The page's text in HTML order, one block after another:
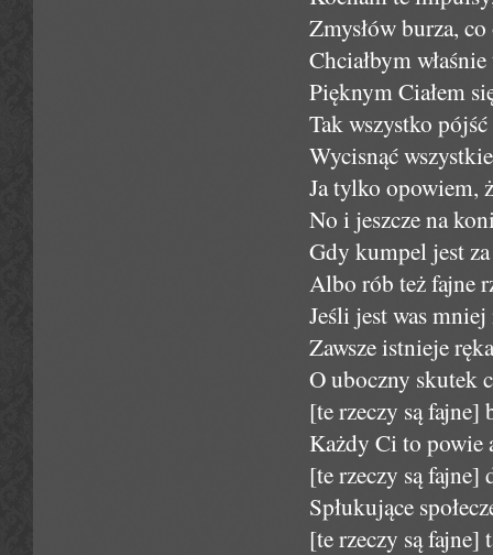
Zmysłów burza,
Chciałbym właśnie
Pięknym Ciałem
Tak wszystko pójść
Wycisnąć
Ja tylko opowiem,
No i jeszcze na
Gdy kumpel jest
Albo rób też fajne
Jeśli jest was
Zawsze istnieje
O uboczny skutek
[te rzeczy są
Każdy Ci to powie
[te rzeczy są fajne]
Spłukujące
[te rzeczy są